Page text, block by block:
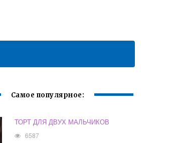
Самое популярное:
ТОРТ ДЛЯ ДВУХ МАЛЬЧИКОВ
6587